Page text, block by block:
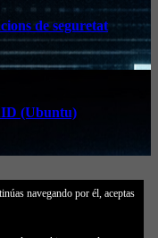
de seguretat
(Ubuntu)
navegando por él, aceptas